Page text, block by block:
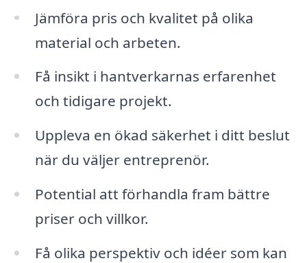
Jämföra pris och kvalitet på olika
material och arbeten.
Få insikt i hantverkarnas erfarenhet
och tidigare projekt.
Uppleva en ökad säkerhet i ditt beslut
när du väljer entreprenör.
Potential att förhandla fram bättre
priser och villkor.
Få olika perspektiv och idéer som kan